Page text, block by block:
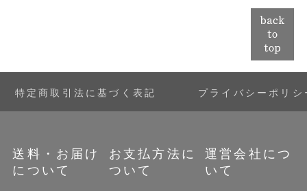
特定商取引法に基づく表記 プライバシーポリシ
送料・お届け
について
お支払方法に
ついて
運営会社につ
いて